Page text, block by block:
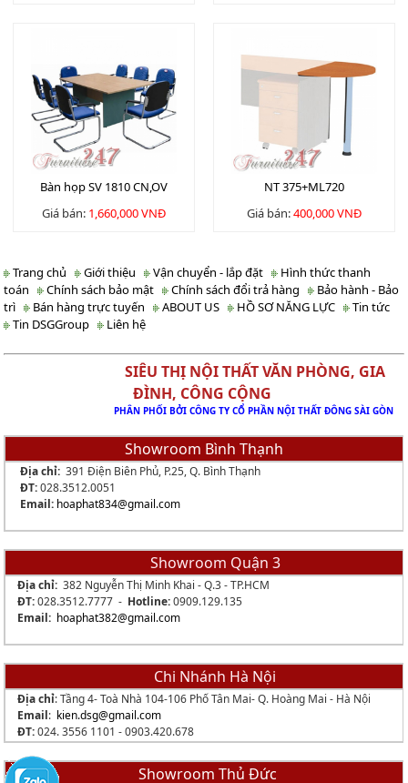
Bàn họp SV 1810 CN,OV
Giá bán: 1,660,000 VNĐ
NT 375+ML720
Giá bán:400,000 VNĐ
Trang chủ Giới thiệu Vận chuyển - lắp đặt
Hình thức thanh
toán
Chính sách bảo mật Chính sách đổi trả hàng
Bảo hành - Bảo
trì
Bán hàng trực tuyến ABOUT US HỒ SƠ NĂNG LỰC
Tin tức
Tin DSGGroup
Liên hệ
SIÊU THỊ NỘI THẤT VĂN PHÒNG, GIA
ĐÌNH, CÔNG CỘNG
PHÂN PHỐI BỞI CÔNG TY CỔ PHẦN NỘI THẤT ĐÔNG SÀI GÒN
Showroom Bình Thạnh
Địa chỉ:391 Điện Biên Phủ, P.25, Q. Bình Thạnh
ĐT:028.3512.0051
Email: hoaphat834@gmail.com
Showroom Quận 3
Địa chỉ:382 Nguyễn Thị Minh Khai - Q.3 - TP.HCM
ĐT:028.3512.7777 - Hotline:0909.129.135
Email: hoaphat382@gmail.com
Chi Nhánh Hà Nội
Địa chỉ: Tầng 4- Toà Nhà 104-106 Phố Tân Mai- Q. Hoàng Mai - Hà Nội
Email: kien.dsg@gmail.com
ĐT:024. 3556 1101 - 0903.420.678
Showroom Thủ Đức